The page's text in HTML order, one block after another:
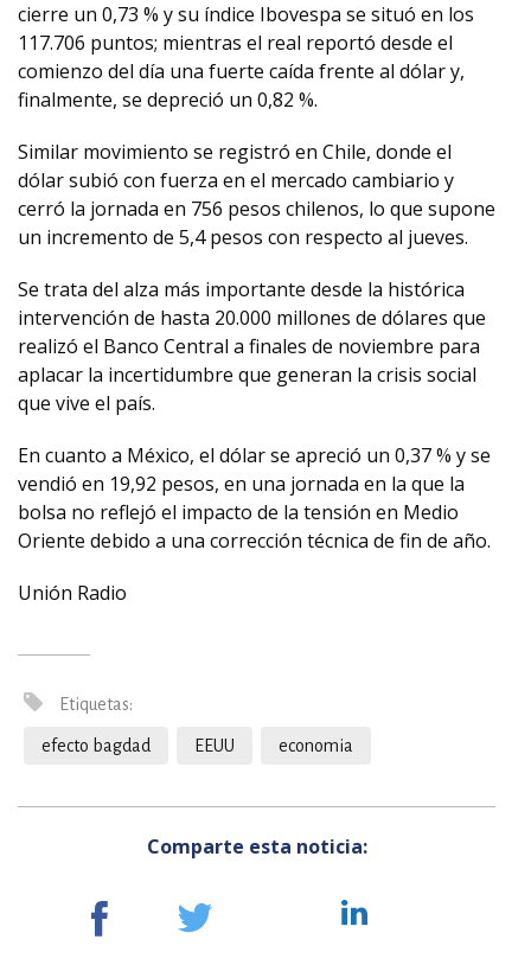
cierre un 0,73 % y su índice Ibovespa se situó en los
117.706 puntos; mientras el real reportó desde el
comienzo del día una fuerte caída frente al dólar y,
finalmente, se depreció un 0,82 %.
Similar movimiento se registró en Chile, donde el
dólar subió con fuerza en el mercado cambiario y
cerró la jornada en 756 pesos chilenos, lo que supone
un incremento de 5,4 pesos con respecto al jueves.
Se trata del alza más importante desde la histórica
intervención de hasta 20.000 millones de dólares que
realizó el Banco Central a finales de noviembre para
aplacar la incertidumbre que generan la crisis social
que vive el país.
En cuanto a México, el dólar se apreció un 0,37 % y se
vendió en 19,92 pesos, en una jornada en la que la
bolsa no reflejó el impacto de la tensión en Medio
Oriente debido a una corrección técnica de fin de año.
Unión Radio
Etiquetas:
efecto bagdad EEUU economia
Comparte esta noticia: